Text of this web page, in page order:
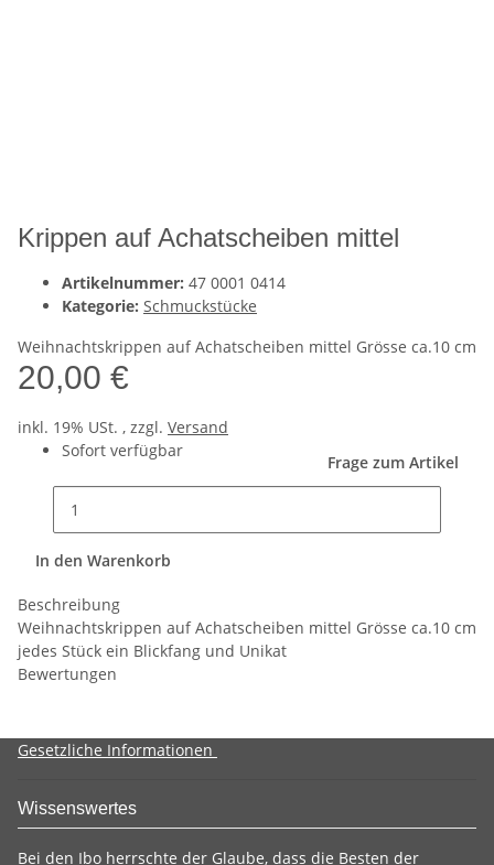
Krippen auf Achatscheiben mittel
Artikelnummer: 47 0001 0414
Kategorie: Schmuckstücke
Weihnachtskrippen auf Achatscheiben mittel Grösse ca.10 cm
20,00 €
inkl. 19% USt. , zzgl. Versand
Sofort verfügbar
Frage zum Artikel
In den Warenkorb
Beschreibung
Weihnachtskrippen auf Achatscheiben mittel Grösse ca.10 cm
jedes Stück ein Blickfang und Unikat
Bewertungen
Gesetzliche Informationen
Wissenswertes
Bei den Ibo herrschte der Glaube, dass die Besten der